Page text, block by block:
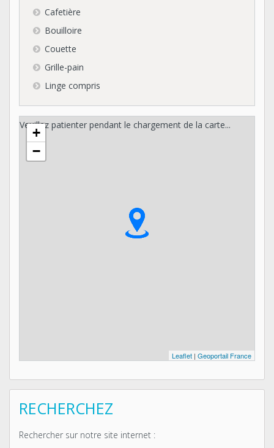
Cafetière
Bouilloire
Couette
Grille-pain
Linge compris
Veuillez patienter pendant le chargement de la carte...
+
−
Leaflet | Geoportail France
RECHERCHEZ
Rechercher sur notre site internet :